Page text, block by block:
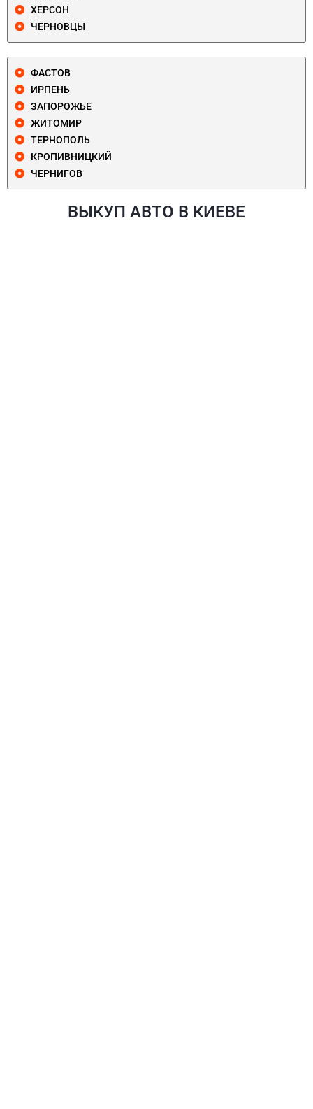
ХЕРСОН
ЧЕРНОВЦЫ
ФАСТОВ
ИРПЕНЬ
ЗАПОРОЖЬЕ
ЖИТОМИР
ТЕРНОПОЛЬ
КРОПИВНИЦКИЙ
ЧЕРНИГОВ
ВЫКУП АВТО В КИЕВЕ